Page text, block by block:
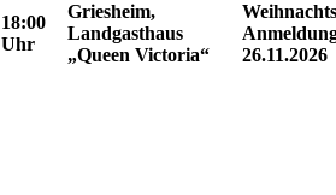
18:00
Uhr
Griesheim,
Landgasthaus
„Queen Victoria“
26.11.2026